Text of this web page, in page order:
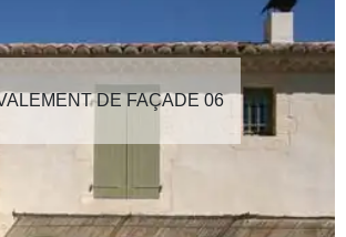
DE FAÇADE 06